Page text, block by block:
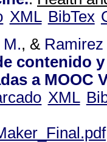
XML BibTex
, & Ramirez
contenido
a MOOC
XML